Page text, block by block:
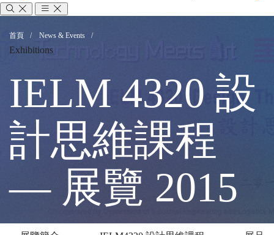
IELM
4320
設
計
Breadcrumb
首頁 News & Events
Exhibitions
IELM 4320 設
計思維課程
— 展覽 2015